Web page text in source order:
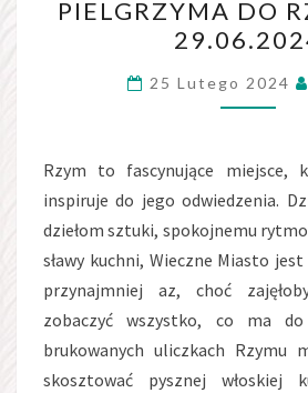
DO
22-
PIELGRZYMA DO
25 Lutego 2024
Rzym to fascynujące miejsce,
inspiruje do jego odwiedzenia.
dziełom sztuki, spokojnemu
sławy kuchni, Wieczne Miasto
przynajmniej az, choć
zobaczyć wszystko, co ma
brukowanych uliczkach Rzymu
skosztować pysznej włoskiej